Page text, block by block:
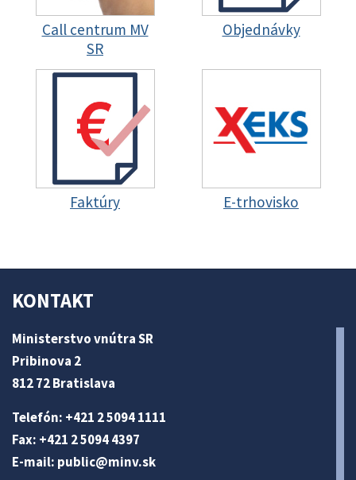
Call centrum MV
SR
Objednávky
Faktúry E-trhovisko
KONTAKT
Ministerstvo vnútra SR
Pribinova 2
812 72 Bratislava
Telefón: +421 2 5094 1111
Fax: +421 2 5094 4397
E-mail: public@minv.sk